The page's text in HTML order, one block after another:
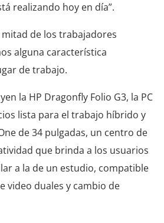
realizando hoy en día”.
mitad de los trabajadores
alguna característica
de trabajo.
la HP Dragonfly Folio G3, la PC
lista para el trabajo híbrido y
de 34 pulgadas, un centro de
que brinda a los usuarios
a la de un estudio, compatible
video duales y cambio de